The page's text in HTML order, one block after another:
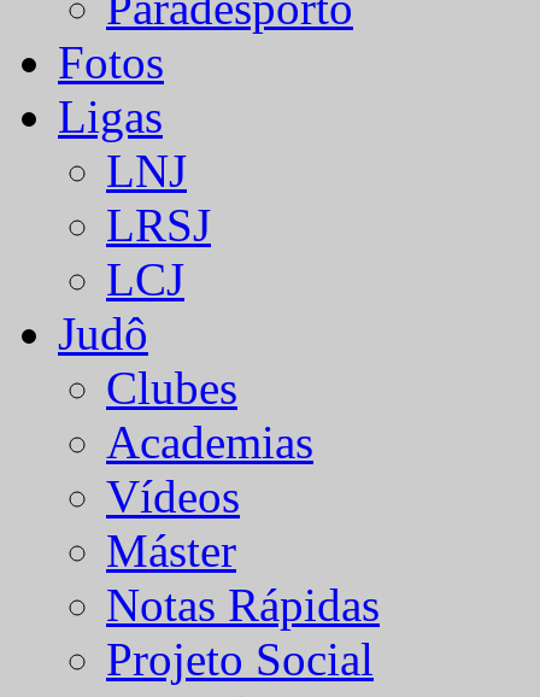
Fotos
Ligas
LNJ
LRSJ
LCJ
Judô
Clubes
Academias
Vídeos
Máster
Notas Rápidas
Projeto Social